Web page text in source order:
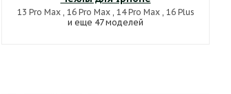
13 Pro Max, 16 Pro Max, 14 Pro Max, 16 Plus
и еще 47 моделей